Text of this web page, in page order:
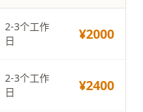
2-3个工作
日
¥2000
2-3个工作
日
¥2400